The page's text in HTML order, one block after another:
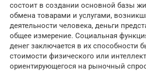
состоит в создании основной базы
обмена товарами и услугами,
деятельности человека, деньги
общее измерение. Социальная
денег заключается в их способности
стоимости физического или
ориентирующегося на рыночный